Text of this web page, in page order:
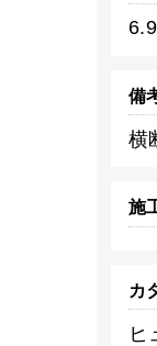
備
横
施
カ
ヒ